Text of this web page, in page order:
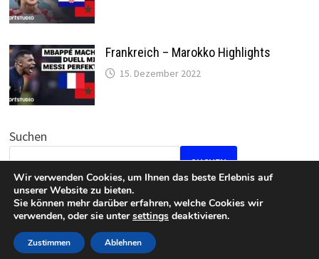
Frankreich – Marokko Highlights
15. Dezember 2022
Suchen
SUCHEN
Datenschutz Impressum
Wir verwenden Cookies, um Ihnen das beste Erlebnis auf
unserer Website zu bieten.
Sie können mehr darüber erfahren, welche Cookies wir
verwenden, oder sie untersettings deaktivieren.
Zustimmen Ablehnen